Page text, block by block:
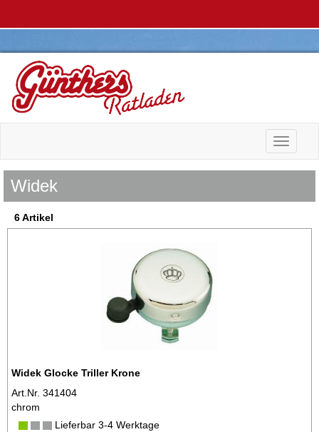
Toggle
Widek
6 Artikel
Widek Glocke Triller Krone
Art.Nr. 341404
chrom
Lieferbar 3-4 Werktage